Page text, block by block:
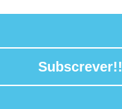
Subscrever!!